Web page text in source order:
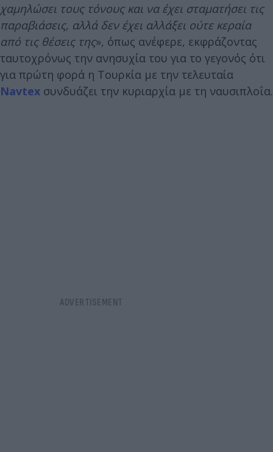
χαμηλώσει τους τόνους και να έχει σταματήσει τις
παραβιάσεις, αλλά δεν έχει αλλάξει ούτε κεραία
από τις θέσεις της», όπως ανέφερε, εκφράζοντας
ταυτοχρόνως την ανησυχία του για το γεγονός ότι
για πρώτη φορά η Τουρκία με την τελευταία
Navtex συνδυάζει την κυριαρχία με τη ναυσιπλοΐα.